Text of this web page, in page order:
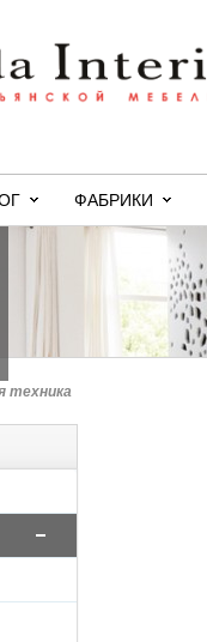
ФАБРИКИ
техника